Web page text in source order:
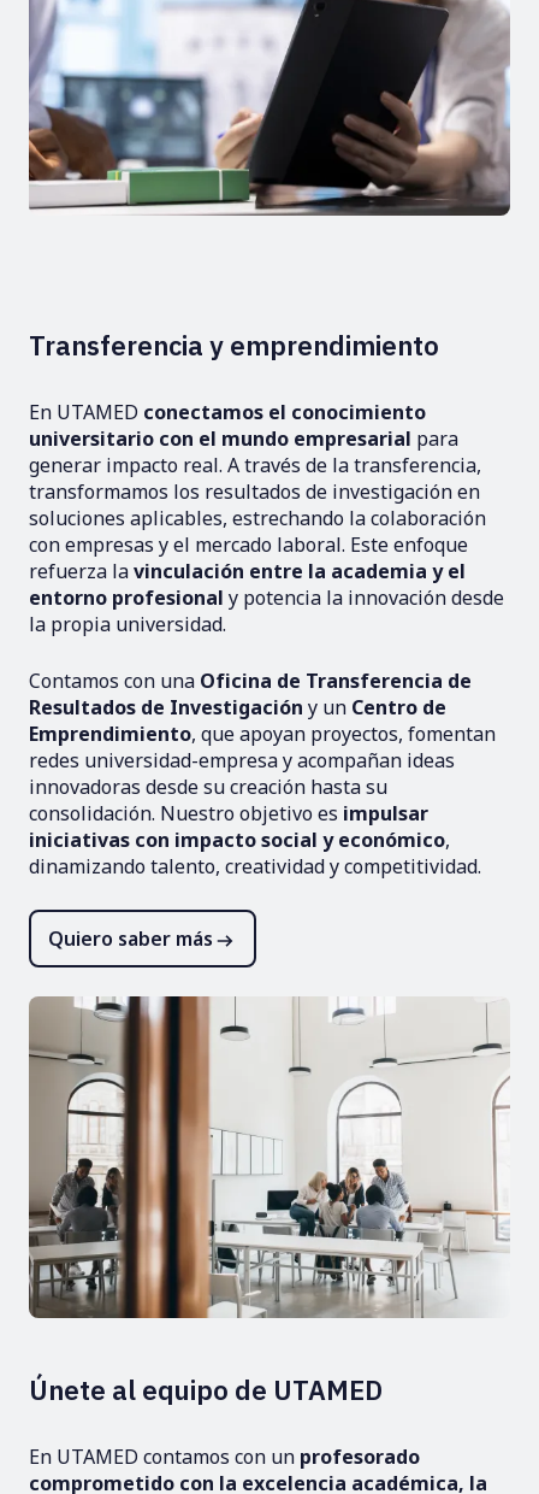
Transferencia y emprendimiento
En UTAMED conectamos el conocimiento
universitario con el mundo empresarial para
generar impacto real. A través de la transferencia,
transformamos los resultados de investigación en
soluciones aplicables, estrechando la colaboración
con empresas y el mercado laboral. Este enfoque
refuerza lavinculación entre la academia y el
entorno profesional y potencia la innovación desde
la propia universidad.
Contamos con una Oficina de Transferencia de
Resultados de Investigación y un Centro de
Emprendimiento, que apoyan proyectos, fomentan
redes universidad-empresa y acompañan ideas
innovadoras desde su creación hasta su
consolidación. Nuestro objetivo es impulsar
iniciativas con impacto social y económico,
dinamizando talento, creatividad y competitividad.
Quiero saber más
Únete al equipo de UTAMED
En UTAMED contamos con un profesorado
comprometido con la excelencia académica, la